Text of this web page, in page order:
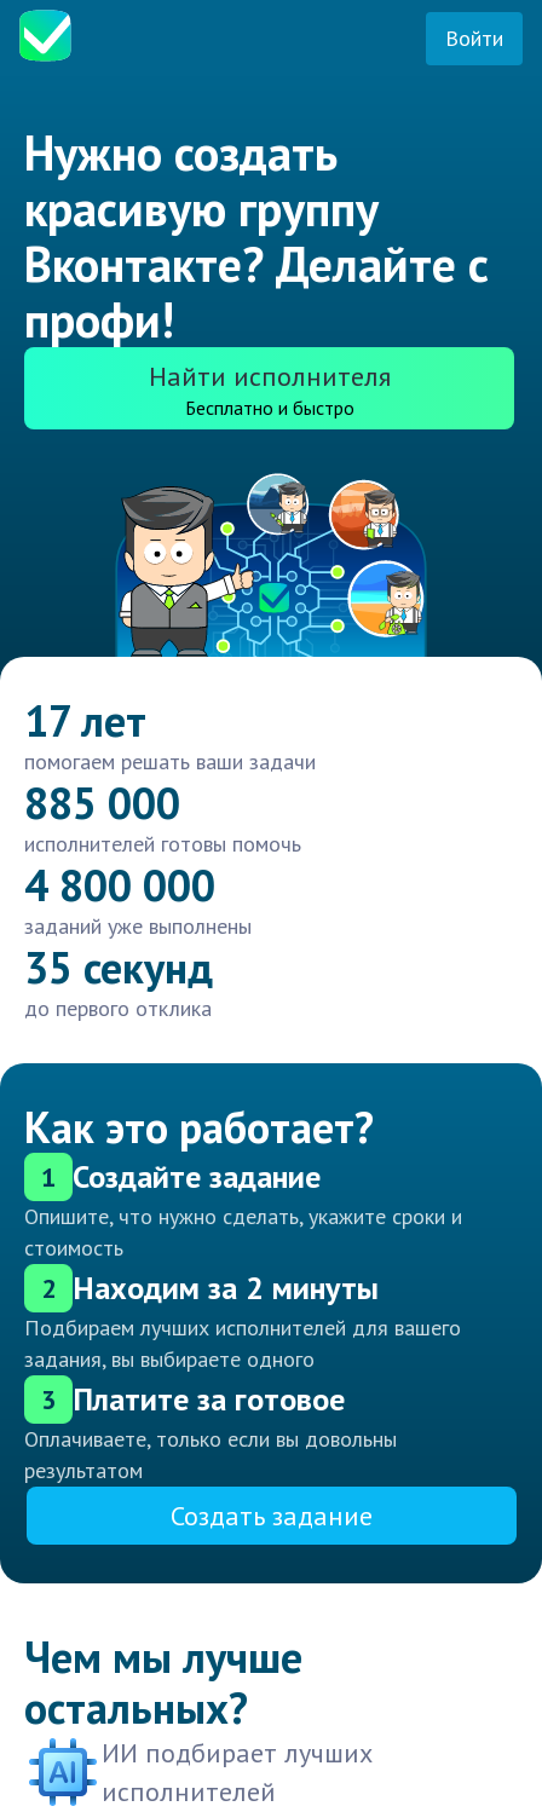
Войти
Нужно создать
красивую группу
Вконтакте? Делайте с
профи!
Найти исполнителя
Бесплатно и быстро
17 лет
помогаем решать ваши задачи
885 000
исполнителей готовы помочь
4 800 000
заданий уже выполнены
35 секунд
до первого отклика
Как это работает?
1 Создайте задание
Опишите, что нужно сделать, укажите сроки и
стоимость
2 Находим за 2 минуты
Подбираем лучших исполнителей для вашего
задания, вы выбираете одного
3 Платите за готовое
Оплачиваете, только если вы довольны
результатом
Создать задание
Чем мы лучше
остальных?
ИИ подбирает лучших
исполнителей